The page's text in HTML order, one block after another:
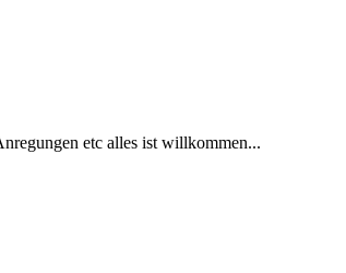
etc alles ist willkommen...